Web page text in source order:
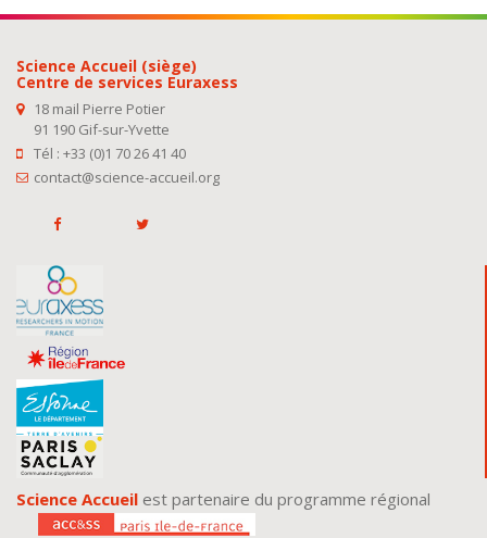
Science Accueil (siège)
Centre de services Euraxess
18 mail Pierre Potier
91 190 Gif-sur-Yvette
Tél : +33 (0)1 70 26 41 40
contact@science-accueil.org
Science Accueil est partenaire du programme régional